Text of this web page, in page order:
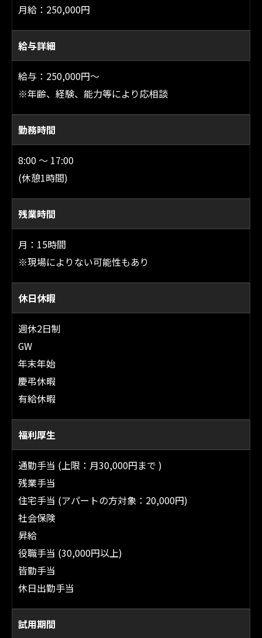
月給：250,000円
給与詳細
給与：250,000円〜
※年齢、経験、能力等により応相談
勤務時間
8:00 ～ 17:00
(休憩1時間)
残業時間
月：15時間
※現場によりない可能性もあり
休日休暇
週休2日制
GW
年末年始
慶弔休暇
有給休暇
福利厚生
通勤手当 (上限：月30,000円まで )
残業手当
住宅手当 (アパートの方対象：20,000円)
社会保険
昇給
役職手当 (30,000円以上)
皆勤手当
休日出勤手当
試用期間